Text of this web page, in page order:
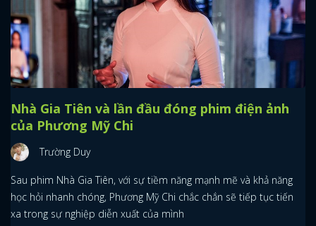
Nhà Gia Tiên và lần đầu đóng phim điện ảnh
của Phương Mỹ Chi
Trường Duy
Sau phim Nhà Gia Tiên, với sự tiềm năng mạnh mẽ và khả năng
học hỏi nhanh chóng, Phương Mỹ Chi chắc chắn sẽ tiếp tục tiến
xa trong sự nghiệp diễn xuất của mình